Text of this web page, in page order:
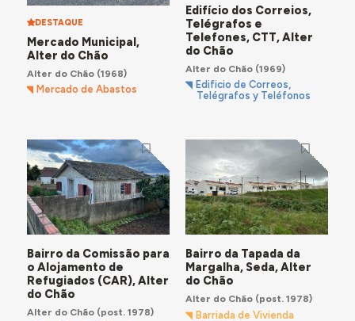
DESTAQUE
Mercado Municipal,
Alter do Chão
Alter do Chão(1968)
Mercado de Abastos
Edifício dos Correios,
Telégrafos e
Telefones, CTT, Alter
do Chão
Alter do Chão(1969)
Edificio de Correos,
Telégrafos y Teléfonos
Bairro da Comissão para
o Alojamento de
Refugiados (CAR), Alter
do Chão
Alter do Chão(post. 1978)
Bairro da Tapada da
Margalha, Seda, Alter
do Chão
Alter do Chão(post. 1978)
Barriada de Vivienda